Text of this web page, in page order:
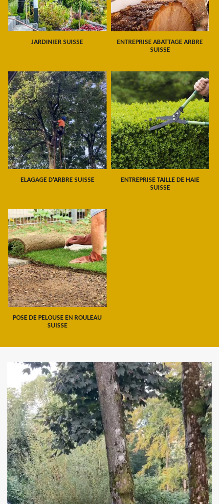
JARDINIER SUISSE
ENTREPRISE ABATTAGE ARBRE
SUISSE
ELAGAGE D'ARBRE SUISSE
ENTREPRISE TAILLE DE HAIE
SUISSE
POSE DE PELOUSE EN ROULEAU
SUISSE